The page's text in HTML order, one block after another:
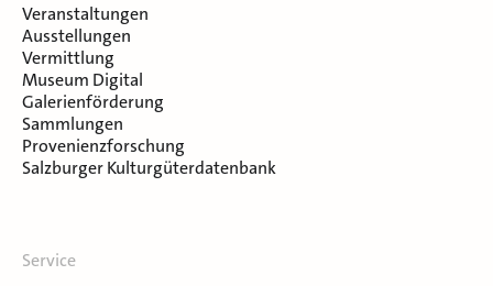
Veranstaltungen
Ausstellungen
Vermittlung
Museum Digital
Galerienförderung
Sammlungen
Provenienzforschung
Salzburger Kulturgüterdatenbank
Service